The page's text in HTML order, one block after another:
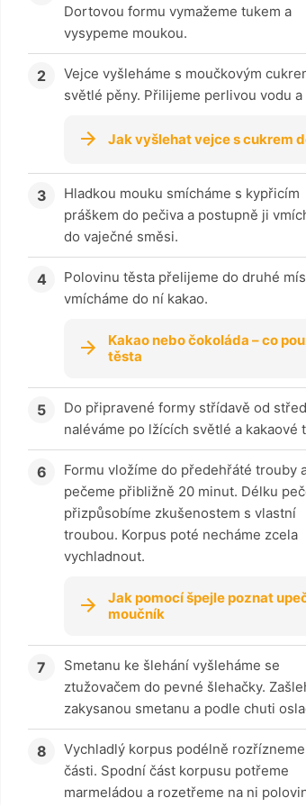
Dortovou formu vymažeme tukem a
vysypeme moukou.
Vejce vyšleháme s moučkovým
světlé pěny. Přilijeme perlivou vodu a
Jak vyšlehat vejce s cukrem
Hladkou mouku smícháme s kypřicím
práškem do pečiva a postupně ji
do vaječné směsi.
Polovinu těsta přelijeme do druhé
vmícháme do ní kakao.
Kakao nebo čokoláda – co
těsta
Do připravené formy střídavě od
naléváme po lžících světlé a kakaové
Formu vložíme do předehřáté trouby
pečeme přibližně 20 minut. Délku
přizpůsobíme zkušenostem s vlastní
troubou. Korpus poté necháme zcela
vychladnout.
Jak pomocí špejle poznat
moučník
Smetanu ke šlehání vyšleháme se
ztužovačem do pevné šlehačky.
zakysanou smetanu a podle chuti
Vychladlý korpus podélně
části. Spodní část korpusu potřeme
marmeládou a rozetřeme na ni